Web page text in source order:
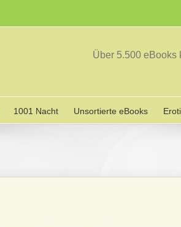
Über 5.500 eBooks
1001 Nacht Unsortierte eBooks